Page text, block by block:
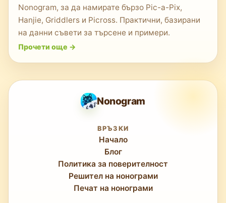
Nonogram, за да намирате бързо Pic-a-Pix,
Hanjie, Griddlers и Picross. Практични, базирани
на данни съвети за търсене и примери.
Прочети още ->
Nonogram
ВРЪЗКИ
Начало
Блог
Политика за поверителност
Решител на нонограми
Печат на нонограми